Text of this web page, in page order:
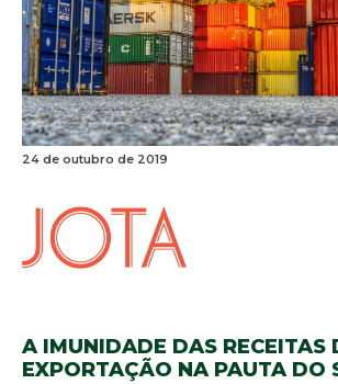
24 de outubro de 2019
A IMUNIDADE DAS RECEITAS
EXPORTAÇÃO NA PAUTA DO